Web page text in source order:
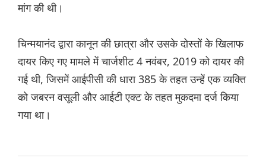
मांग की थी।
चिन्मयानंद द्वारा कानून की छात्रा और उसके दोस्तों के खिलाफ
दायर किए गए मामले में चार्जशीट 4 नवंबर, 2019 को दायर की
गई थी, जिसमें आईपीसी की धारा 385 के तहत उन्हें एक व्यक्ति
को जबरन वसूली और आईटी एक्ट के तहत मुकदमा दर्ज किया
गया था।